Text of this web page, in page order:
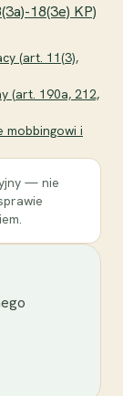
18(3e) KP)
(art. 11(3),
(art. 190a, 212,
mobbingowi i
— nie